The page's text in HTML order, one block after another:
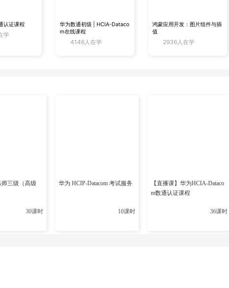
丰富的经验，确保学员能够从实践中学习，更好地理解和应用所学知识。
认证课程
学
华为数通初级 | HCIA-Dataco
m在线课程
4146人在学
鸿蒙应用开发：图片组件与插
值
2936人在学
三级（高级
30课时
华为 HCIP-Datacom 考试服务
10课时
【直播课】华为HCIA-Dataco
m数通认证课程
36课时